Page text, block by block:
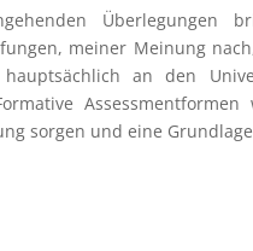
Überlegungen
meiner Meinung
an den
sorgen und eine